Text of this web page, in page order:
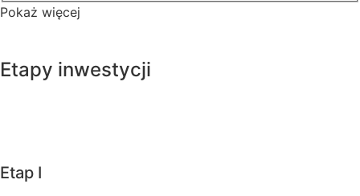
Pokaż więcej
Etapy inwestycji
Etap I